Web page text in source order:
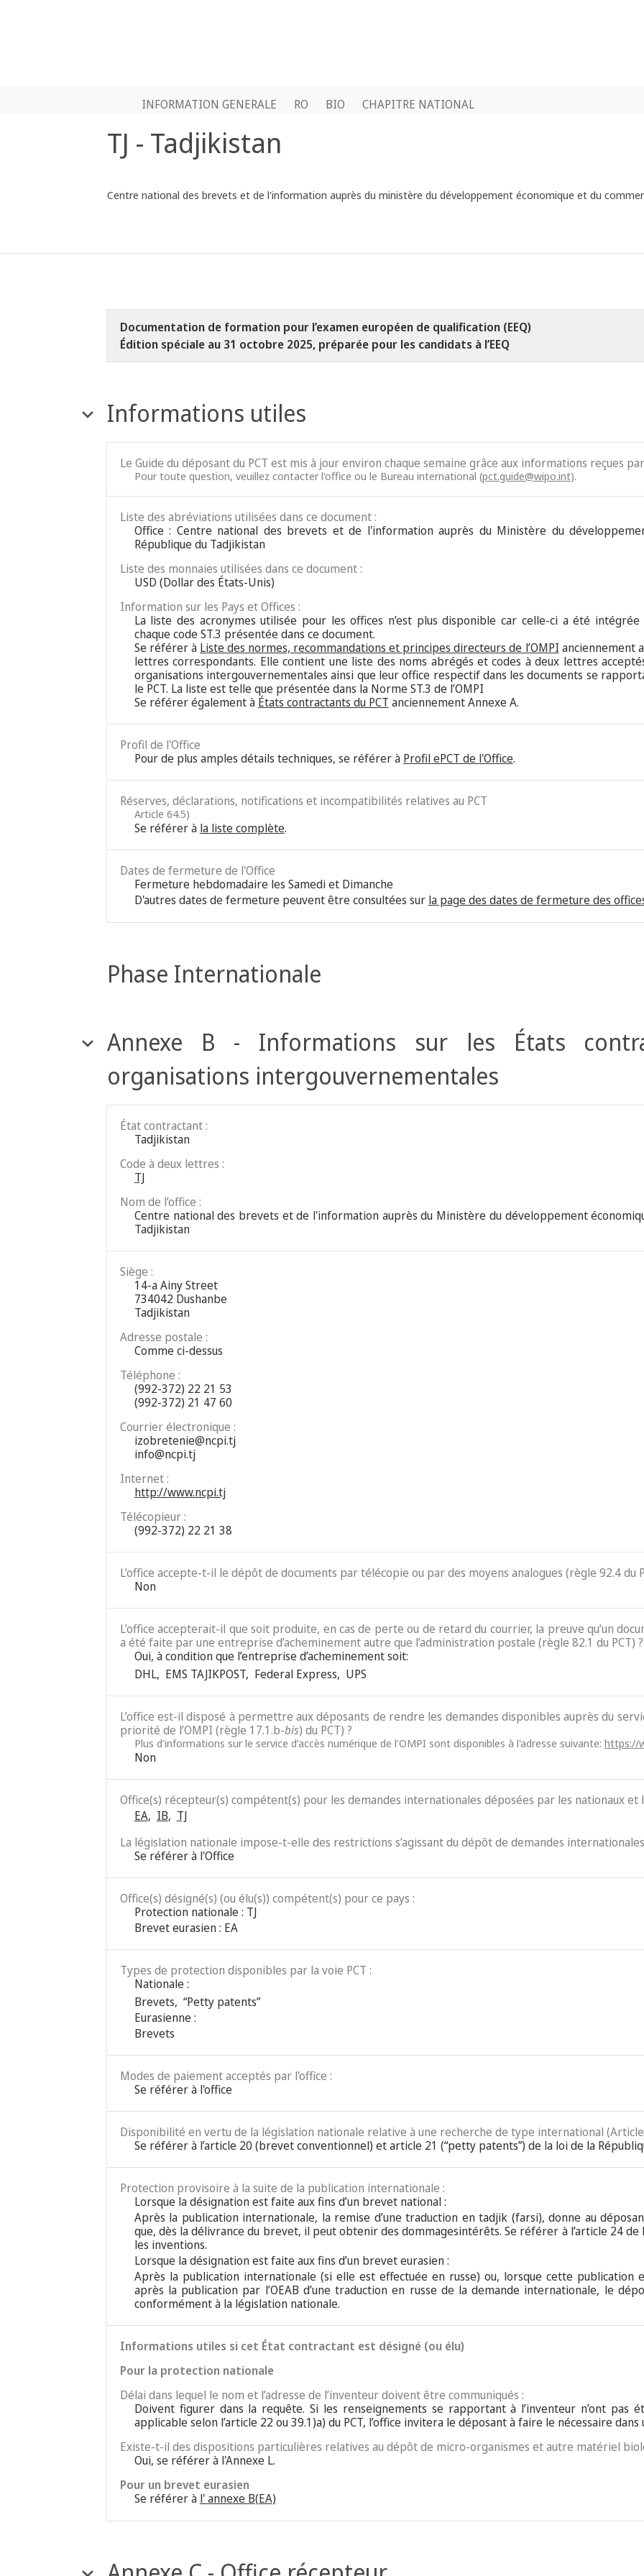
INFORMATION GENERALE RO BIO CHAPITRE NATIONAL
TJ - Tadjikistan
Centre national des brevets et de l'information auprès du ministère du développement économique et du
Documentation de formation pour l’examen européen de qualification (EEQ)
Édition spéciale au 31 octobre 2025, préparée pour les candidats à l’EEQ
Informations utiles
Le Guide du déposant du PCT est mis à jour environ chaque semaine grâce aux informations reçues
Pour toute question, veuillez contacter l'office ou le Bureau international (pct.guide@wipo.int).
Liste des abréviations utilisées dans ce document :
Office : Centre national des brevets et de l'information auprès du Ministère du
République du Tadjikistan
Liste des monnaies utilisées dans ce document :
USD (Dollar des États-Unis)
Information sur les Pays et Offices :
La liste des acronymes utilisée pour les offices n’est plus disponible car celle-ci a été
chaque code ST.3 présentée dans ce document.
Se référer à Liste des normes, recommandations et principes directeurs de l’OMPI anciennement
lettres correspondants. Elle contient une liste des noms abrégés et codes à deux lettres
organisations intergouvernementales ainsi que leur office respectif dans les documents se
le PCT. La liste est telle que présentée dans la Norme ST.3 de l’OMPI
Se référer également à États contractants du PCT anciennement Annexe A.
Profil de l'Office
Pour de plus amples détails techniques, se référer à Profil ePCT de l'Office.
Réserves, déclarations, notifications et incompatibilités relatives au PCT
Article 64.5)
Se référer à la liste complète.
Dates de fermeture de l'Office
Fermeture hebdomadaire les Samedi et Dimanche
D'autres dates de fermeture peuvent être consultées sur la page des dates de fermeture des
Phase Internationale
Annexe B - Informations sur les États
organisations intergouvernementales
État contractant :
Tadjikistan
Code à deux lettres :
TJ
Nom de l’office :
Centre national des brevets et de l'information auprès du Ministère du développement
Tadjikistan
Siège :
14-a Ainy Street
734042 Dushanbe
Tadjikistan
Adresse postale :
Comme ci-dessus
Téléphone :
(992-372) 22 21 53
(992-372) 21 47 60
Courrier électronique :
izobretenie@ncpi.tj
info@ncpi.tj
Internet :
http://www.ncpi.tj
Télécopieur :
(992-372) 22 21 38
L’office accepte-t-il le dépôt de documents par télécopie ou par des moyens analogues (règle 92.4 du
Non
L’office accepterait-il que soit produite, en cas de perte ou de retard du courrier, la preuve qu’un
a été faite par une entreprise d’acheminement autre que l’administration postale (règle 82.1 du PCT) ?
Oui, à condition que l’entreprise d’acheminement soit:
DHL, EMS TAJIKPOST, Federal Express, UPS
L’office est-il disposé à permettre aux déposants de rendre les demandes disponibles auprès du
priorité de l’OMPI (règle 17.1.b-bis) du PCT) ?
Plus d'informations sur le service d’accès numérique de l’OMPI sont disponibles à l'adresse suivante: https://
Non
Office(s) récepteur(s) compétent(s) pour les demandes internationales déposées par les nationaux et
EA, IB, TJ
La législation nationale impose-t-elle des restrictions s’agissant du dépôt de demandes
Se référer à l'Office
Office(s) désigné(s) (ou élu(s)) compétent(s) pour ce pays :
Protection nationale : TJ
Brevet eurasien : EA
Types de protection disponibles par la voie PCT :
Nationale :
Brevets, “Petty patents”
Eurasienne :
Brevets
Modes de paiement acceptés par l'office :
Se référer à l'office
Disponibilité en vertu de la législation nationale relative à une recherche de type international (Article
Se référer à l’article 20 (brevet conventionnel) et article 21 (“petty patents”) de la loi de la
Protection provisoire à la suite de la publication internationale :
Lorsque la désignation est faite aux fins d’un brevet national :
Après la publication internationale, la remise d’une traduction en tadjik (farsi), donne au
que, dès la délivrance du brevet, il peut obtenir des dommagesintérêts. Se référer à l’article 24 de
les inventions.
Lorsque la désignation est faite aux fins d’un brevet eurasien :
Après la publication internationale (si elle est effectuée en russe) ou, lorsque cette publication
après la publication par l’OEAB d’une traduction en russe de la demande internationale, le
conformément à la législation nationale.
Informations utiles si cet État contractant est désigné (ou élu)
Pour la protection nationale
Délai dans lequel le nom et l’adresse de l’inventeur doivent être communiqués :
Doivent figurer dans la requête. Si les renseignements se rapportant à l’inventeur n’ont pas
applicable selon l’article 22 ou 39.1)a) du PCT, l’office invitera le déposant à faire le nécessaire
Existe-t-il des dispositions particulières relatives au dépôt de micro-organismes et autre matériel
Oui, se référer à l'Annexe L.
Pour un brevet eurasien
Se référer à l' annexe B(EA)